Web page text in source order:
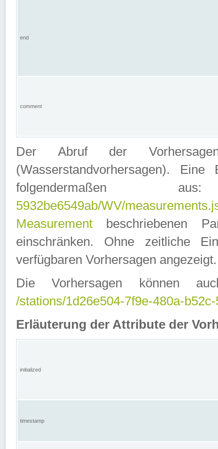
end
comment
Der Abruf der
(Wasserstandvorhersagen).
folgendermaßen
5932be6549ab/WV/
Measurement beschriebenen
einschränken. Ohne zeitliche
verfügbaren Vorhersagen angezeigt.
Die Vorhersagen können
/stations/1d26e504-7f9e-480a-
Erläuterung der Attribute der
initialized
timestamp